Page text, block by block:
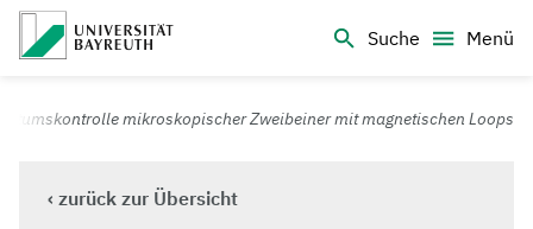
Suche
Menü
Universität Bayreuth – Deine Top-Campus-Uni
mikroskopischer Zweibeiner mit magnetischen Loops
‹ zurück zur Übersicht